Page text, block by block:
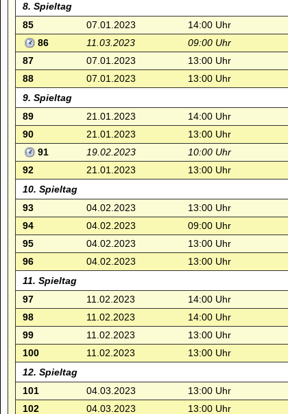
8. Spieltag
85
07.01.2023 14:00 Uhr
86
11.03.2023 09:00 Uhr
87
07.01.2023 13:00 Uhr
88
07.01.2023 13:00 Uhr
9. Spieltag
89
21.01.2023 14:00 Uhr
90
21.01.2023 13:00 Uhr
91
19.02.2023 10:00 Uhr
92
21.01.2023 13:00 Uhr
10. Spieltag
93
04.02.2023 13:00 Uhr
94
04.02.2023 09:00 Uhr
95
04.02.2023 13:00 Uhr
96
04.02.2023 13:00 Uhr
11. Spieltag
97
11.02.2023 14:00 Uhr
98
11.02.2023 14:00 Uhr
99
11.02.2023 13:00 Uhr
100
11.02.2023 13:00 Uhr
12. Spieltag
101
04.03.2023 13:00 Uhr
102
04.03.2023 13:00 Uhr